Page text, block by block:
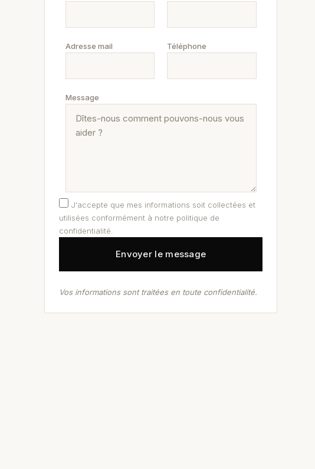
Adresse mail Téléphone
Message
J'accepte que mes informations soit collectées et
utilisées conformément à notre politique de
confidentialité.
Vos informations sont traitées en toute confidentialité.